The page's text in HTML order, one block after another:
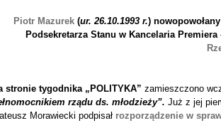
Piotr Mazurek (ur. 26.10.1993 r.)
Podsekretarza Stanu w Kancelaria
stronie tygodnika „POLITYKA” zamieszczono
rządu ds. młodzieży”. Już z jej
Morawiecki podpisałrozporządzenie w